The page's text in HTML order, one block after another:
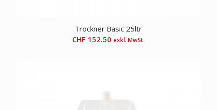
Trockner Basic 25ltr
CHF 152.50 exkl. MwSt.